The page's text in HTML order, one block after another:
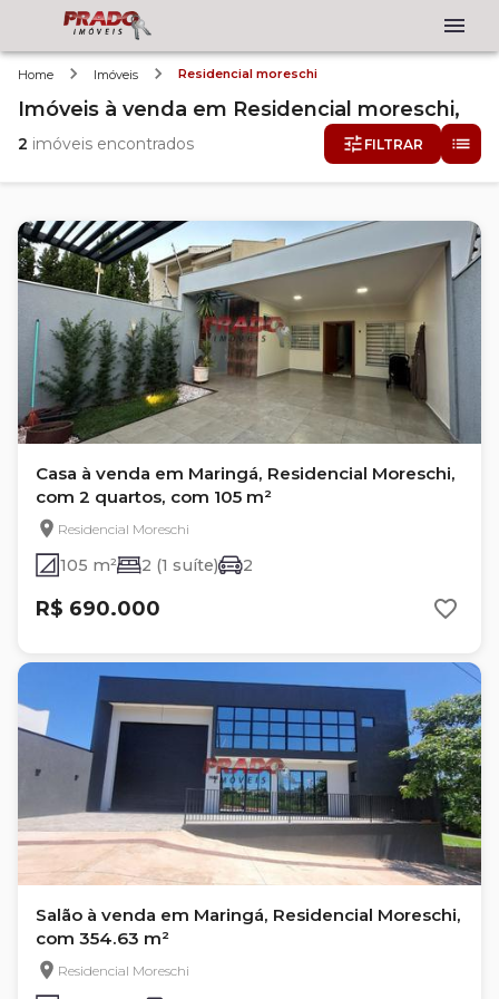
Home Imóveis Residencial moreschi
Imóveis à venda em Residencial moreschi,
2 imóveis encontrados FILTRAR
Casa à venda em Maringá, Residencial Moreschi,
com 2 quartos, com 105 m²
Residencial Moreschi
105 m² 2 (1 suíte) 2
R$ 690.000
Salão à venda em Maringá, Residencial Moreschi,
com 354.63 m²
Residencial Moreschi